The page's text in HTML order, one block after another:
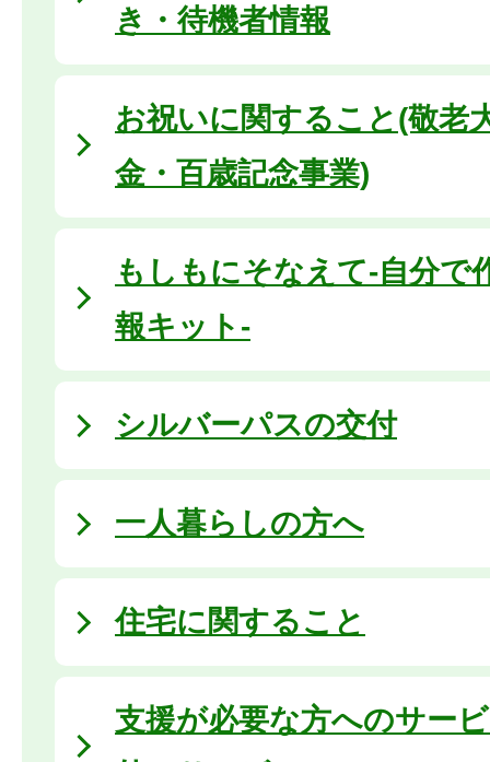
き・待機者情報
お祝いに関すること(敬老
金・百歳記念事業)
もしもにそなえて-自分で
報キット-
シルバーパスの交付
一人暮らしの方へ
住宅に関すること
支援が必要な方へのサー